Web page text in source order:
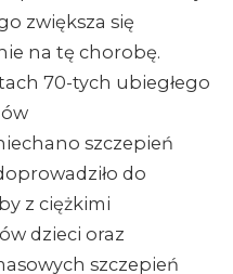
zwiększa się
na tę chorobę.
70-tych ubiegłego
szczepień
do
z ciężkimi
dzieci oraz
szczepień